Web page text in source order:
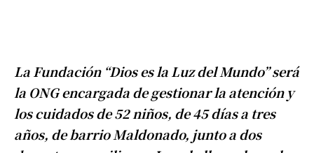
La Fundación “Dios es la Luz del Mundo” será
la ONG encargada de gestionar la atención y
los cuidados de 52 niños, de 45 días a tres
años, de barrio Maldonado, junto a dos